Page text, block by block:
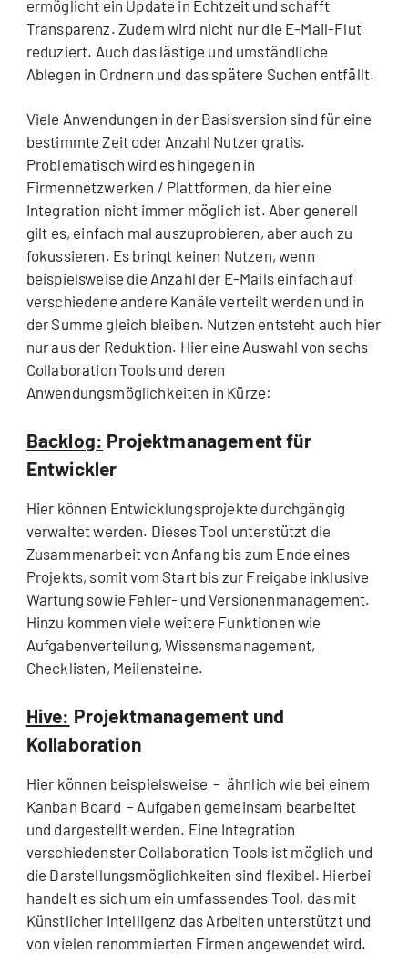
ermöglicht ein Update in Echtzeit und schafft
Transparenz. Zudem wird nicht nur die E-Mail-Flut
reduziert. Auch das lästige und umständliche
Ablegen in Ordnern und das spätere Suchen entfällt.
Viele Anwendungen in der Basisversion sind für eine
bestimmte Zeit oder Anzahl Nutzer gratis.
Problematisch wird es hingegen in
Firmennetzwerken / Plattformen, da hier eine
Integration nicht immer möglich ist. Aber generell
gilt es, einfach mal auszuprobieren, aber auch zu
fokussieren. Es bringt keinen Nutzen, wenn
beispielsweise die Anzahl der E-Mails einfach auf
verschiedene andere Kanäle verteilt werden und in
der Summe gleich bleiben. Nutzen entsteht auch hier
nur aus der Reduktion. Hier eine Auswahl von sechs
Collaboration Tools und deren
Anwendungsmöglichkeiten in Kürze:
Backlog: Projektmanagement für
Entwickler
Hier können Entwicklungsprojekte durchgängig
verwaltet werden. Dieses Tool unterstützt die
Zusammenarbeit von Anfang bis zum Ende eines
Projekts, somit vom Start bis zur Freigabe inklusive
Wartung sowie Fehler- und Versionenmanagement.
Hinzu kommen viele weitere Funktionen wie
Aufgabenverteilung, Wissensmanagement,
Checklisten, Meilensteine.
Hive: Projektmanagement und
Kollaboration
Hier können beispielsweise – ähnlich wie bei einem
Kanban Board– Aufgaben gemeinsam bearbeitet
und dargestellt werden. Eine Integration
verschiedenster Collaboration Tools ist möglich und
die Darstellungsmöglichkeiten sind flexibel. Hierbei
handelt es sich um ein umfassendes Tool, das mit
Künstlicher Intelligenz das Arbeiten unterstützt und
von vielen renommierten Firmen angewendet wird.